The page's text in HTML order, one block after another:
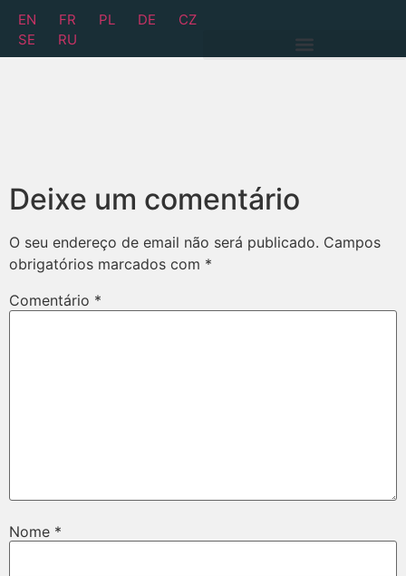
EN FR PL DE
CZ
SE
RU
Deixe um comentário
O seu endereço de email não será publicado. Campos
obrigatórios marcados com *
Comentário *
Nome *